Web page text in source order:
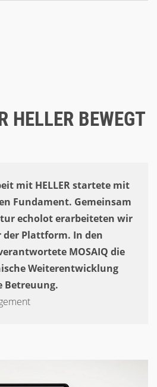
HELLER BEWEGT
mit HELLER startete mit
Fundament. Gemeinsam
echolot erarbeiteten wir
Plattform. In den
MOSAIQ die
Weiterentwicklung
Betreuung.